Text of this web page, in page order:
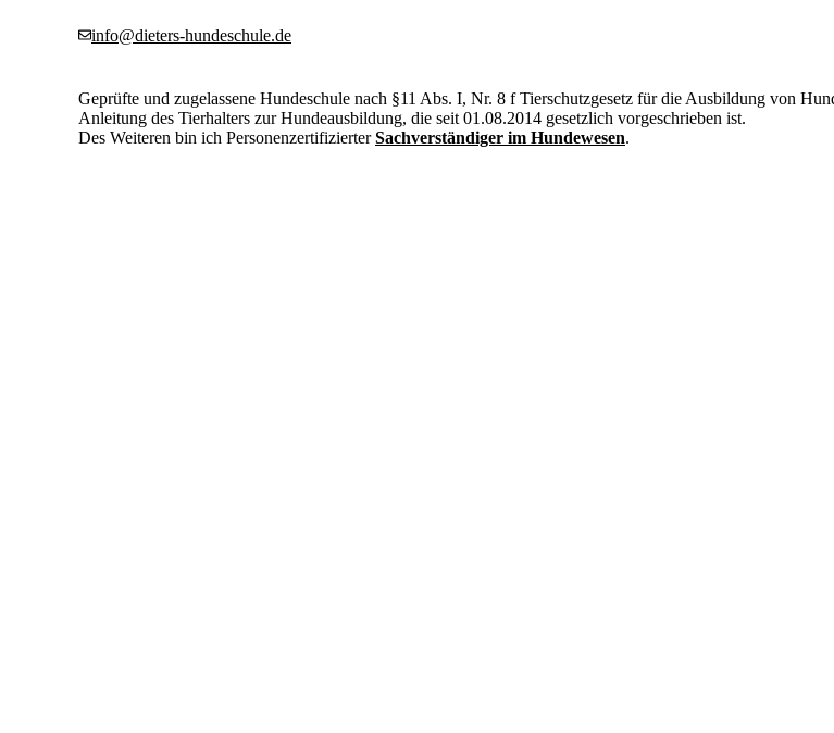
info@dieters-hundeschule.de
Geprüfte und zugelassene Hundeschule nach §11 Abs. I, Nr. 8 f Tierschutzgesetz für die Ausbildung von
Anleitung des Tierhalters zur Hundeausbildung, die seit 01.08.2014 gesetzlich vorgeschrieben ist.
Des Weiteren bin ich PersonenzertifizierterSachverständiger im Hundewesen.